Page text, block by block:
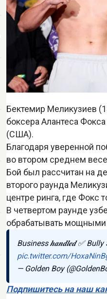
Бектемир Меликузиев
боксера Алантеса
(США).
Благодаря уверенной
во втором среднем
Бой был рассчитан на
второго раунда
центре ринга, где Фокс
В четвертом раунде
обрабатывать мощными
Business 𝒉𝒂𝒏𝒅𝒍𝒆𝒅 ✅
pic.twitter.com/
— Golden Boy
Подпишитесь на наш